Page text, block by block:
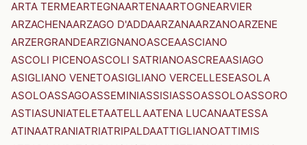
ARTA TERMEARTEGNAARTENAARTOGNEARVIER
ARZACHENAARZAGO D'ADDAARZANAARZANOARZENE
ARZERGRANDEARZIGNANOASCEAASCIANO
ASCOLI PICENOASCOLI SATRIANOASCREAASIAGO
ASIGLIANO VENETOASIGLIANO VERCELLESEASOLA
ASOLOASSAGOASSEMINIASSISIASSOASSOLOASSORO
ASTIASUNIATELETAATELLAATENA LUCANAATESSA
ATINAATRANIATRIATRIPALDAATTIGLIANOATTIMIS